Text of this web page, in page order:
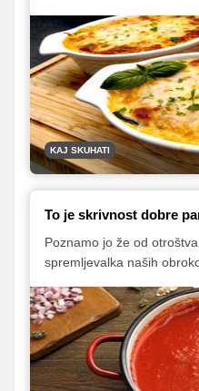
preproste zelenjavne
za številne druge jedi.
ponujamo na spodnjih
KAJ SKUHATI
To je skrivnost dobre
Poznamo jo že od
spremljevalka naših
vsestranskih omak v
seveda tista, ki nam jo
skrivnost njenega
je narejena z ljubeznijo,
pravega paradižnika!